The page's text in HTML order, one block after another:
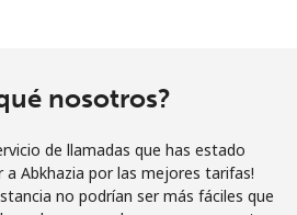
nosotros?
de llamadas que has estado
a Abkhazia por las mejores tarifas!
no podrían ser más fáciles que